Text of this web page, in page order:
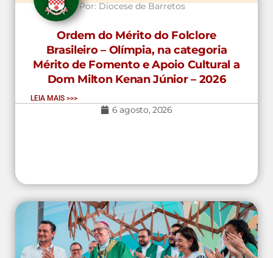
Por:Diocese de Barretos
Ordem do Mérito do Folclore
Brasileiro – Olímpia, na categoria
Mérito de Fomento e Apoio Cultural a
Dom Milton Kenan Júnior – 2026
LEIA MAIS >>>
6 agosto, 2026